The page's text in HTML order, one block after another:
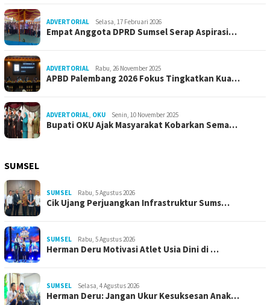
ADVERTORIAL Selasa, 17 Februari 2026
Empat Anggota DPRD Sumsel Serap Aspirasi…
ADVERTORIAL Rabu, 26 November 2025
APBD Palembang 2026 Fokus Tingkatkan Kua…
ADVERTORIAL, OKU Senin, 10 November 2025
Bupati OKU Ajak Masyarakat Kobarkan Sema…
SUMSEL
SUMSEL Rabu, 5 Agustus 2026
Cik Ujang Perjuangkan Infrastruktur Sums…
SUMSEL Rabu, 5 Agustus 2026
Herman Deru Motivasi Atlet Usia Dini di …
SUMSEL Selasa, 4 Agustus 2026
Herman Deru: Jangan Ukur Kesuksesan Anak…